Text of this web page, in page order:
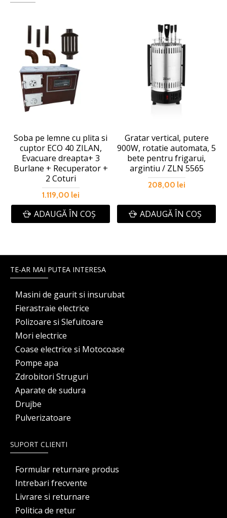
Soba pe lemne cu plita si
cuptor ECO 40 ZILAN,
Evacuare dreapta+ 3
Burlane + Recuperator +
2 Coturi
1.119,00 lei
ADAUGĂ ÎN COŞ
Gratar vertical, putere
900W, rotatie automata, 5
bete pentru frigarui,
argintiu / ZLN 5565
208,00 lei
ADAUGĂ ÎN COŞ
TE-AR MAI PUTEA INTERESA
Masini de gaurit si insurubat
Fierastraie electrice
Polizoare si Slefuitoare
Mori electrice
Coase electrice si Motocoase
Pompe apa
Zdrobitori Struguri
Aparate de sudura
Drujbe
Pulverizatoare
SUPORT CLIENTI
Formular returnare produs
Intrebari frecvente
Livrare si returnare
Politica de retur